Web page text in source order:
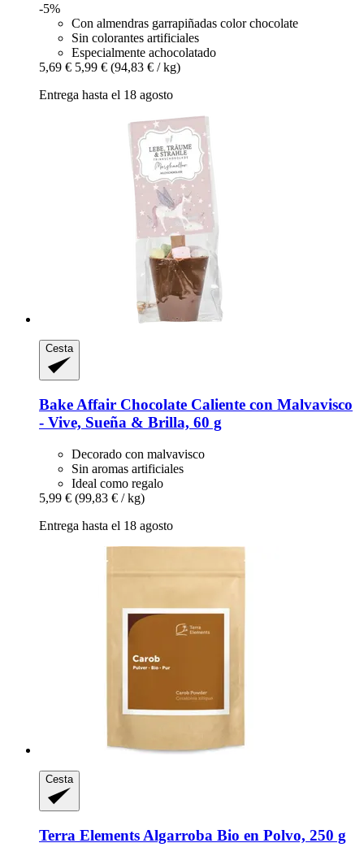
-5%
Con almendras garrapiñadas color chocolate
Sin colorantes artificiales
Especialmente achocolatado
5,69 € 5,99 € (94,83 € / kg)
Entrega hasta el 18 agosto
Cesta
Bake Affair Chocolate Caliente con Malvavisco
-​ Vive, Sueña & Brilla, 60 g
Decorado con malvavisco
Sin aromas artificiales
Ideal como regalo
5,99 € (99,83 € / kg)
Entrega hasta el 18 agosto
Cesta
Terra Elements Algarroba Bio en Polvo, 250 g